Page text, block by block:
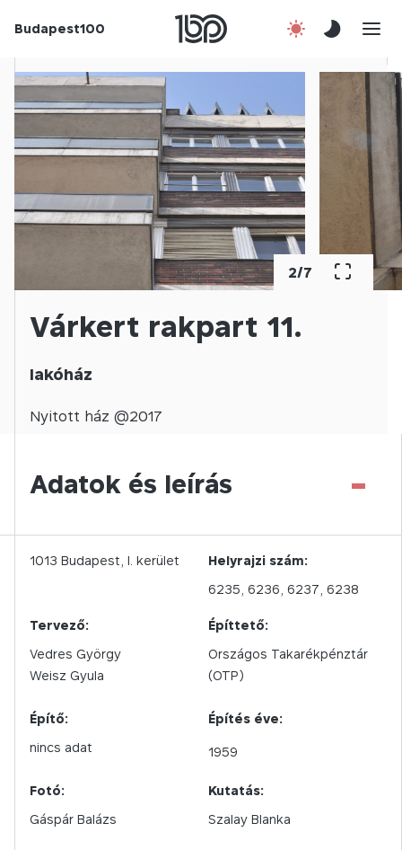
Budapest100
Csatlakozz!
Kapcsolat
En
2/7
Várkert rakpart 11.
lakóház
Nyitott ház @2017
Adatok és leírás -
1013 Budapest, I. kerület
Helyrajzi szám:
6235, 6236, 6237, 6238
Tervező:
Vedres György
Weisz Gyula
Építtető:
Országos Takarékpénztár
(OTP)
Építő:
nincs adat
Építés éve:
1959
Fotó:
Gáspár Balázs
Kutatás:
Szalay Blanka